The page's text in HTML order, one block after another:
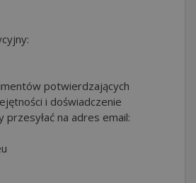
potwierdzających
i doświadczenie
na adres email: